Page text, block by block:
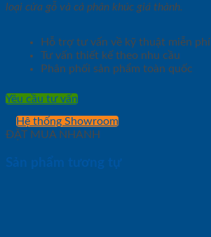
loại cửa gỗ và cả phân khúc giá thành.
Hỗ trợ tư vấn về kỹ thuật miễn phí
Tư vấn thiết kế theo nhu cầu
Phân phối sản phẩm toàn quốc
Yêu cầu tư vấn
Hệ thống Showroom
ĐẶT MUA NHANH
Sản phẩm tương tự